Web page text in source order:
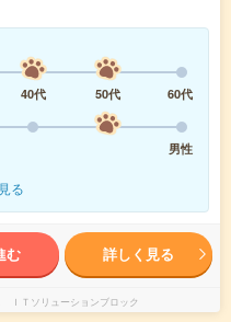
40代 50代
60代
男性
る
む 詳しく見る
ＩＴソリューションブロック